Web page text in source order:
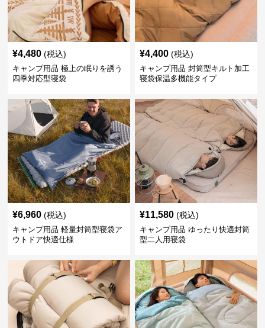
¥4,480 (税込)
キャンプ用品 極上の眠りを誘う
四季対応型寝袋
¥4,400 (税込)
キャンプ用品 封筒型キルト加工
寝袋保温多機能タイプ
¥6,960 (税込)
キャンプ用品 軽量封筒型寝袋ア
ウトドア快適仕様
¥11,580 (税込)
キャンプ用品 ゆったり快適封筒
型二人用寝袋